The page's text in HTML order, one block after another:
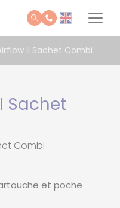
II Sachet Combi
Sachet
Combi
et poche